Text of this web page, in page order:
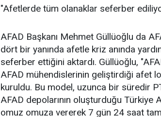
"Afetlerde tüm olanaklar seferber
AFAD Başkanı Mehmet Güllüoğlu da
dört bir yanında afetle kriz anında
seferber ettiğini aktardı. Güllüoğlu,
AFAD mühendislerinin geliştirdiği afet
kuruldu. Bu model, uzunca bir süredir
AFAD depolarının oluşturduğu Türkiye
omuz omuza vererek 7 gün 24 saat